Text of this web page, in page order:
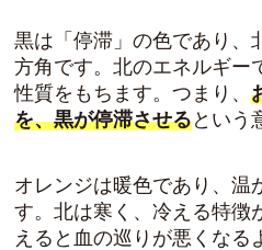
黒は「停滞」の色であり、
方角です。北のエネルギー
性質をもちます。つまり、
を、黒が停滞させるという
オレンジは暖色であり、温
す。北は寒く、冷える特徴
えると血の巡りが悪くなる